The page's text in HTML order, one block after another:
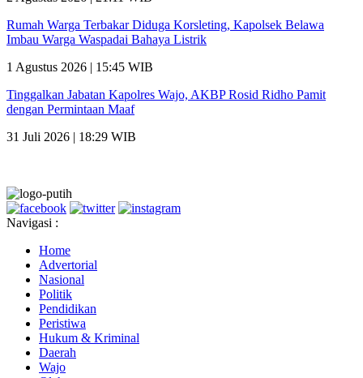
Rumah Warga Terbakar Diduga Korsleting, Kapolsek Belawa
Imbau Warga Waspadai Bahaya Listrik
1 Agustus 2026 | 15:45 WIB
Tinggalkan Jabatan Kapolres Wajo, AKBP Rosid Ridho Pamit
dengan Permintaan Maaf
31 Juli 2026 | 18:29 WIB
Navigasi :
Home
Advertorial
Nasional
Politik
Pendidikan
Peristiwa
Hukum & Kriminal
Daerah
Wajo